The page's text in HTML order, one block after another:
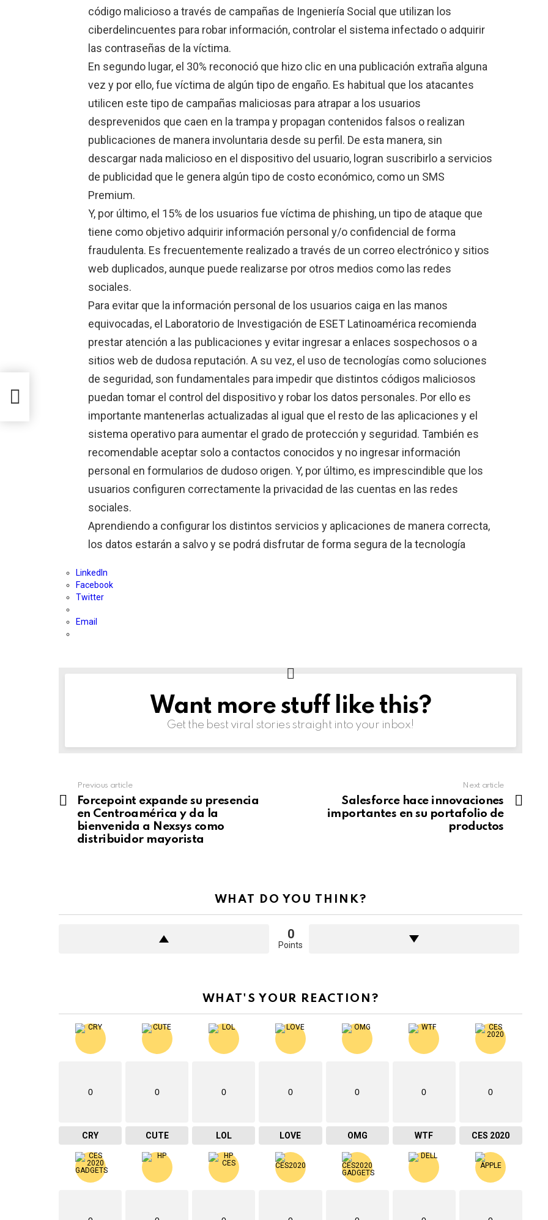
código malicioso a través de campañas de Ingeniería Social que utilizan los
ciberdelincuentes para robar información, controlar el sistema infectado o adquirir
las contraseñas de la víctima.
En segundo lugar, el 30% reconoció que hizo clic en una publicación extraña alguna
vez y por ello, fue víctima de algún tipo de engaño. Es habitual que los atacantes
utilicen este tipo de campañas maliciosas para atrapar a los usuarios
desprevenidos que caen en la trampa y propagan contenidos falsos o realizan
publicaciones de manera involuntaria desde su perfil. De esta manera, sin
descargar nada malicioso en el dispositivo del usuario, logran suscribirlo a servicios
de publicidad que le genera algún tipo de costo económico, como un SMS
Premium.
Y, por último, el 15% de los usuarios fue víctima de phishing, un tipo de ataque que
tiene como objetivo adquirir información personal y/o confidencial de forma
fraudulenta. Es frecuentemente realizado a través de un correo electrónico y sitios
web duplicados, aunque puede realizarse por otros medios como las redes
sociales.
Para evitar que la información personal de los usuarios caiga en las manos
equivocadas, el Laboratorio de Investigación de ESET Latinoamérica recomienda
prestar atención a las publicaciones y evitar ingresar a enlaces sospechosos o a
sitios web de dudosa reputación. A su vez, el uso de tecnologías como soluciones
de seguridad, son fundamentales para impedir que distintos códigos maliciosos
puedan tomar el control del dispositivo y robar los datos personales. Por ello es
importante mantenerlas actualizadas al igual que el resto de las aplicaciones y el
sistema operativo para aumentar el grado de protección y seguridad. También es
recomendable aceptar solo a contactos conocidos y no ingresar información
personal en formularios de dudoso origen. Y, por último, es imprescindible que los
usuarios configuren correctamente la privacidad de las cuentas en las redes
sociales.
Aprendiendo a configurar los distintos servicios y aplicaciones de manera correcta,
los datos estarán a salvo y se podrá disfrutar de forma segura de la tecnología
LinkedIn
Facebook
Twitter
Email
NEWSLETTERWant more stuff like this?
Get the best viral stories straight into your inbox!
more
Previous article
Forcepoint expande su presencia
en Centroamérica y da la
bienvenida a Nexsys como
distribuidor mayorista
Next article
Salesforce hace innovaciones
importantes en su portafolio de
productos
WHAT DO YOU THINK?
0
Points
WHAT'S YOUR REACTION?
0
CRY
0
CUTE
0
LOL
0
LOVE
0
OMG
0
WTF
0
CES 2020